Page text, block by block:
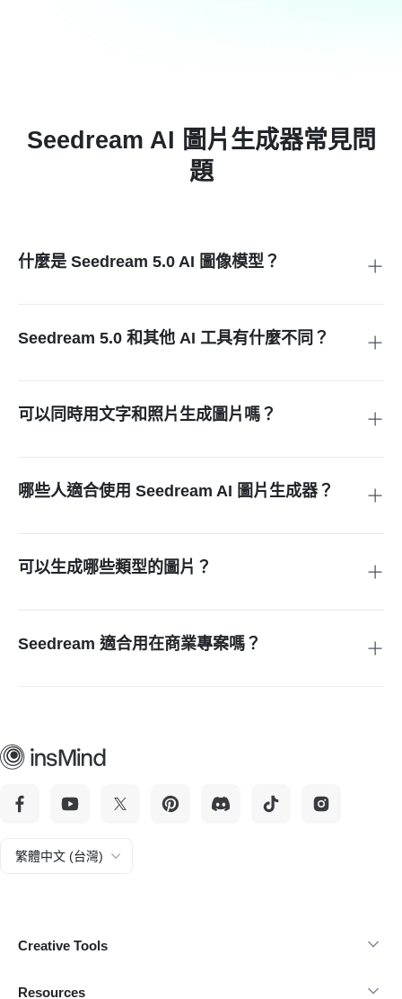
Seedream AI 圖片生成器常見問
題
什麼是 Seedream 5.0 AI 圖像模型？
能用來轉換照片，同時維持不錯的準確度與畫面一致性。
Seedream 5.0 和其他 AI 工具有什麼不同？
貼近使用者想要的效果。
可以同時用文字和照片生成圖片嗎？
重製與細修，操作彈性更高。
哪些人適合使用 Seedream AI 圖片生成器？
作高品質視覺圖片。
可以生成哪些類型的圖片？
容。
Seedream 適合用在商業專案嗎？
繁體中文 (台灣)
Creative Tools
Resources